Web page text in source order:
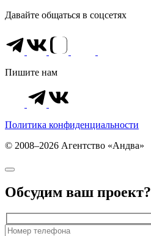
Давайте общаться в соцсетях
Пишите нам
Политика конфиденциальности
© 2008–2026 Агентство «Андва»
Обсудим ваш проект?